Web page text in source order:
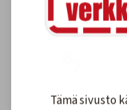
jos sinun täytyy
kuljettaa se
kantavuus riittää
Tämä sivusto